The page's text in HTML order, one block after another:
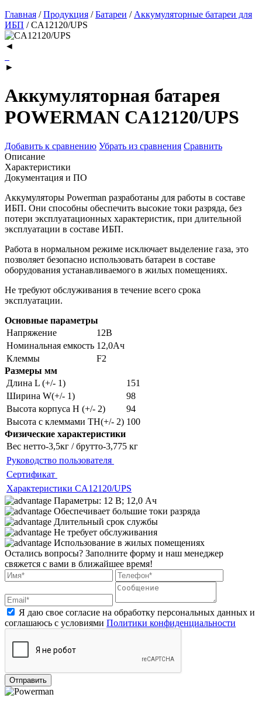
Главная /Продукция /Батареи / Аккумуляторные батареи для
ИБП /CA12120/UPS
◄
►
Аккумуляторная батарея
POWERMAN CA12120/UPS
Добавить к сравнению Убрать из сравнения Сравнить
Описание
Характеристики
Документация и ПО
Аккумуляторы Powerman разработаны для работы в составе
ИБП. Они способны обеспечить высокие токи разряда, без
потери эксплуатационных характеристик, при длительной
эксплуатации в составе ИБП.
Работа в нормальном режиме исключает выделение газа, это
позволяет безопасно использовать батареи в составе
оборудования устанавливаемого в жилых помещениях.
Не требуют обслуживания в течение всего срока
эксплуатации.
Основные параметры
Напряжение
12В
Номинальная емкость 12,0Ач
Клеммы
F2
Размеры мм
Длина L (+/- 1)
151
Ширина W(+/- 1)
98
Высота корпуса H (+/- 2)
94
Высота с клеммами TН(+/- 2) 100
Физические характеристики
Вес нетто-3,5кг / брутто-3,775 кг
Руководство пользователя
Сертификат
Характеристики CA12120/UPS
Параметры: 12 В; 12,0 Ач
Обеспечивает большие токи разряда
Длительный срок службы
Не требует обслуживания
Использование в жилых помещениях
Остались вопросы? Заполните форму и наш менеджер
свяжется с вами в ближайшее время!
Я даю свое согласие на обработку персональных данных и
соглашаюсь с условиями Политики конфиденциальности
Отправить